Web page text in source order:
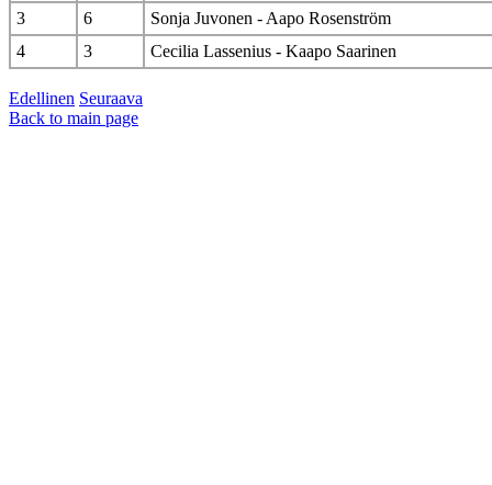
3
6
Sonja Juvonen - Aapo Rosenström
4
3 Cecilia Lassenius - Kaapo Saarinen
Edellinen Seuraava
Back to main page